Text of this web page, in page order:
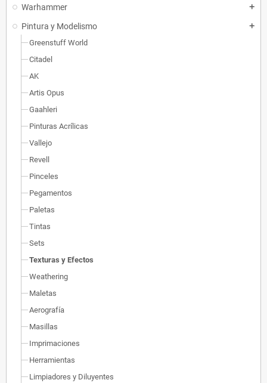
Warhammer add
Pintura y Modelismo add
Greenstuff World
Citadel
AK
Artis Opus
Gaahleri
Pinturas Acrílicas
Vallejo
Revell
Pinceles
Pegamentos
Paletas
Tintas
Sets
Texturas y Efectos
Weathering
Maletas
Aerografía
Masillas
Imprimaciones
Herramientas
Limpiadores y Diluyentes